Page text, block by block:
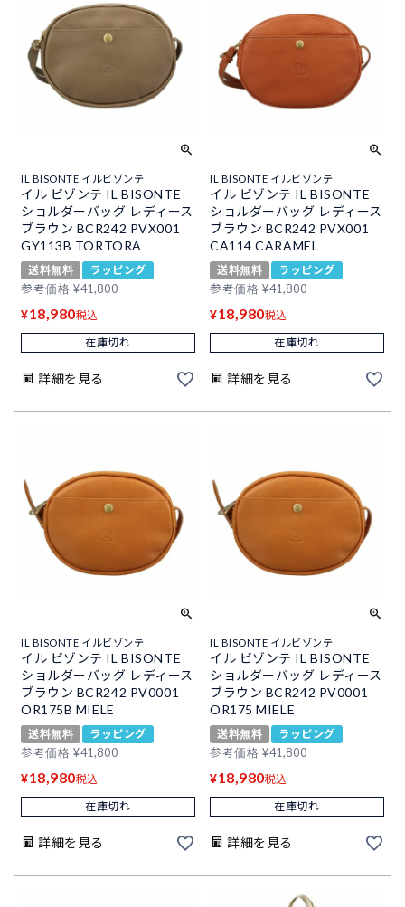
IL BISONTE イルビゾンテ
イル ビゾンテ IL BISONTE
ショルダーバッグ レディース
ブラウン BCR242 PVX001
GY113B TORTORA
送料無料
ラッピング
参考価格 ¥41,800
¥18,980税込
在庫切れ
詳細を見る
IL BISONTE イルビゾンテ
イル ビゾンテ IL BISONTE
ショルダーバッグ レディース
ブラウン BCR242 PVX001
CA114 CARAMEL
送料無料
ラッピング
参考価格 ¥41,800
¥18,980税込
在庫切れ
詳細を見る
IL BISONTE イルビゾンテ
イル ビゾンテ IL BISONTE
ショルダーバッグ レディース
ブラウン BCR242 PV0001
OR175B MIELE
送料無料
ラッピング
参考価格 ¥41,800
¥18,980税込
在庫切れ
詳細を見る
IL BISONTE イルビゾンテ
イル ビゾンテ IL BISONTE
ショルダーバッグ レディース
ブラウン BCR242 PV0001
OR175 MIELE
送料無料
ラッピング
参考価格 ¥41,800
¥18,980税込
在庫切れ
詳細を見る